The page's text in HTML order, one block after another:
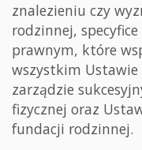
znalezieniu czy
rodzinnej,
prawnym, które
wszystkim Ustawie
zarządzie
fizycznej oraz
fundacji rodzinnej.